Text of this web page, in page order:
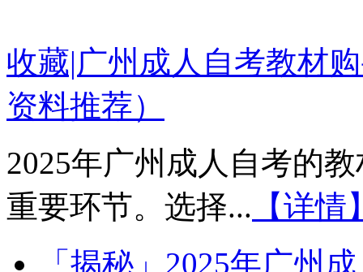
收藏|广州成人自考教材
资料推荐）
2025年广州成人自考的
重要环节。选择... 【详情
「揭秘」2025年广州